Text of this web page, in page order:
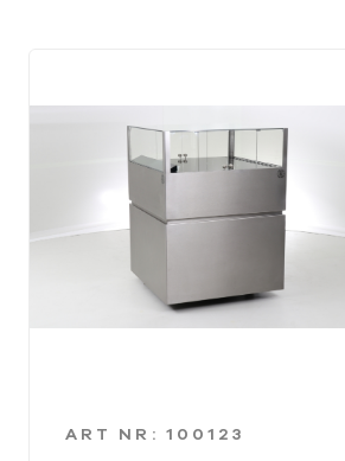
ART NR: 100123